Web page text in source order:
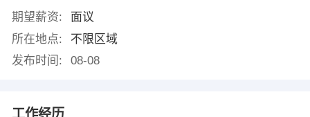
期望薪资:
面议
所在地点:
不限区域
发布时间:
08-08
工作经历